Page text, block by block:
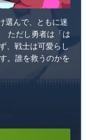
選んで、ともに迷
ただし勇者は「は
、戦士は可愛らし
。誰を救うのかを